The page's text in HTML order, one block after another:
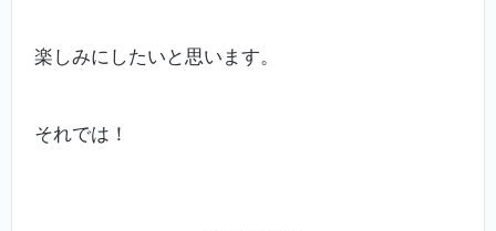
楽しみにしたいと思います。
それでは！